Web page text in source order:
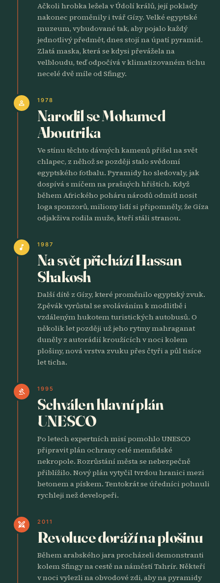
Ačkoli hrobka ležela v Údolí králů, její poklady
nakonec proměnily i tvář Gízy. Velké egyptské
muzeum, vybudované tak, aby pojalo každý
jednotlivý předmět, dnes stojí na úpatí pyramid.
Zlatá maska, která se kdysi převážela na
velbloudu, teď odpočívá v klimatizovaném tichu
necelé dvě míle od Sfingy.
person 1978
Narodil se Mohamed
Aboutrika
Ve stínu těchto dávných kamenů přišel na svět
chlapec, z něhož se později stalo svědomí
egyptského fotbalu. Pyramidy ho sledovaly, jak
dospívá s míčem na prašných hřištích. Když
během Afrického poháru národů odmítl nosit
loga sponzorů, miliony lidí si připomněly, že Gíza
odjakživa rodila muže, kteří stáli stranou.
music_note 1987
Na svět přichází Hassan
Shakosh
Další dítě z Gízy, které proměnilo egyptský zvuk.
Zpěvák vyrůstal se svoláváním k modlitbě i
vzdáleným hukotem turistických autobusů. O
několik let později už jeho rytmy mahraganat
duněly z autorádií kroužících v noci kolem
plošiny, nová vrstva zvuku přes čtyři a půl tisíce
let ticha.
gavel 1995
Schválen hlavní plán
UNESCO
Po letech expertních misí pomohlo UNESCO
připravit plán ochrany celé memfidské
nekropole. Rozrůstání města se nebezpečně
přiblížilo. Nový plán vytyčil tvrdou hranici mezi
betonem a pískem. Tentokrát se úředníci pohnuli
rychleji než developeři.
swords 2011
Revoluce doráží na plošinu
Během arabského jara procházeli demonstranti
kolem Sfingy na cestě na náměstí Tahrír. Někteří
v noci vylezli na obvodové zdi, aby na pyramidy